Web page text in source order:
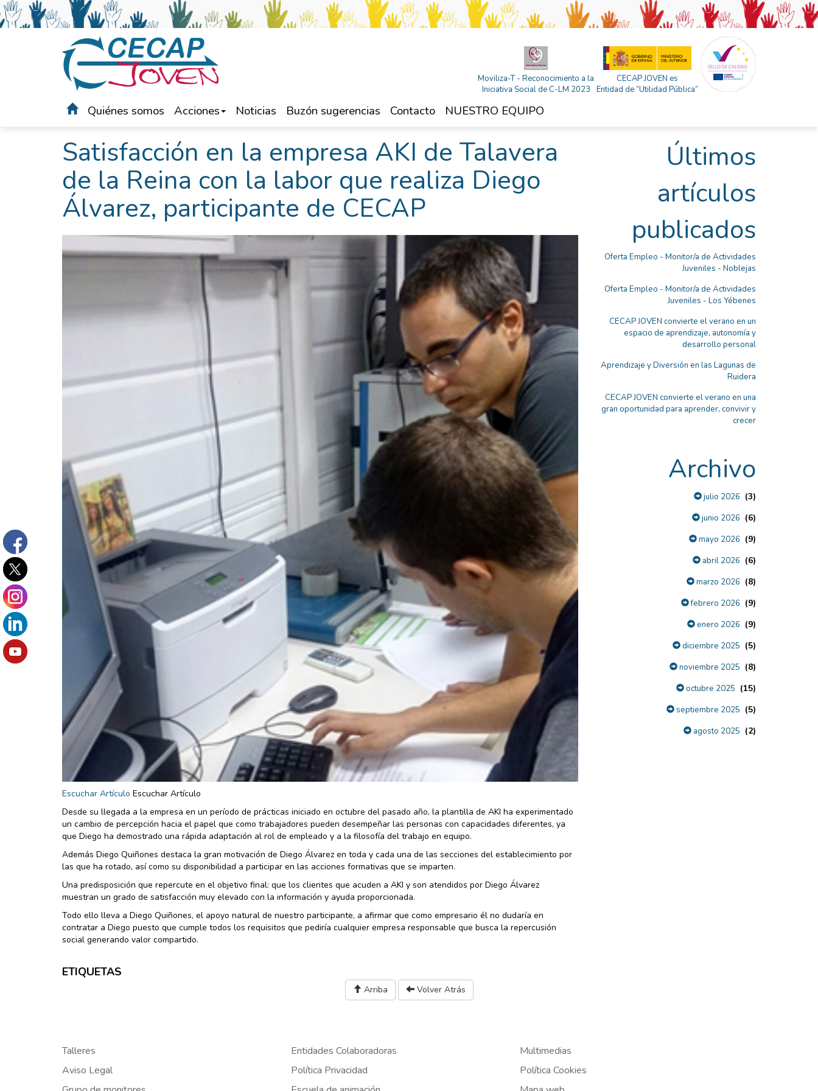
Moviliza-T - Reconocimiento a la
Iniciativa Social de C-LM 2023
CECAP JOVEN es
Entidad de “Utilidad Pública”
Quiénes somos Acciones Noticias Buzón sugerencias Contacto NUESTRO EQUIPO
Satisfacción en la empresa AKI de Talavera
de la Reina con la labor que realiza Diego
Álvarez, participante de CECAP
Escuchar Artículo Escuchar Artículo
Desde su llegada a la empresa en un período de prácticas iniciado en octubre del pasado año, la plantilla de AKI ha experimentado
un cambio de percepción hacia el papel que como trabajadores pueden desempeñar las personas con capacidades diferentes, ya
que Diego ha demostrado una rápida adaptación al rol de empleado y a la filosofía del trabajo en equipo.
Además Diego Quiñones destaca la gran motivación de Diego Álvarez en toda y cada una de las secciones del establecimiento por
las que ha rotado, así como su disponibilidad a participar en las acciones formativas que se imparten.
Una predisposición que repercute en el objetivo final: que los clientes que acuden a AKI y son atendidos por Diego Álvarez
muestran un grado de satisfacción muy elevado con la información y ayuda proporcionada.
Todo ello lleva a Diego Quiñones, el apoyo natural de nuestro participante, a afirmar que como empresario él no dudaría en
contratar a Diego puesto que cumple todos los requisitos que pediría cualquier empresa responsable que busca la repercusión
social generando valor compartido.
Últimos
artículos
publicados
Oferta Empleo - Monitor/a de Actividades
Juveniles - Noblejas
Oferta Empleo - Monitor/a de Actividades
Juveniles - Los Yébenes
CECAP JOVEN convierte el verano en un
espacio de aprendizaje, autonomía y
desarrollo personal
Aprendizaje y Diversión en las Lagunas de
Ruidera
CECAP JOVEN convierte el verano en una
gran oportunidad para aprender, convivir y
crecer
Archivo
julio 2026 (3)
junio 2026 (6)
mayo 2026 (9)
abril 2026 (6)
marzo 2026 (8)
febrero 2026 (9)
enero 2026 (9)
diciembre 2025 (5)
noviembre 2025 (8)
octubre 2025 (15)
septiembre 2025 (5)
agosto 2025 (2)
ETIQUETAS
Arriba Volver Atrás
Talleres Entidades Colaboradoras
Multimedias
Aviso Legal
Política Privacidad
Política Cookies